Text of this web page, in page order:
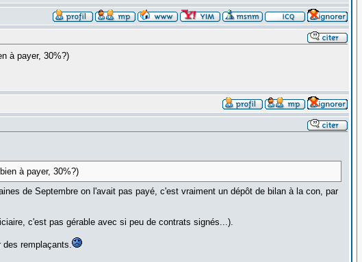
à payer, 30%?)
à payer, 30%?)
de Septembre on l'avait pas payé, c'est vraiment un dépôt de bilan à la con, par
c'est pas gérable avec si peu de contrats signés...).
remplaçants.